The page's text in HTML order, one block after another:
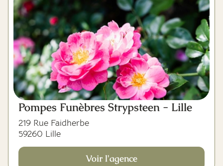
Pompes Funèbres Strypsteen - Lille
219 Rue Faidherbe
59260 Lille
Voir l'agence